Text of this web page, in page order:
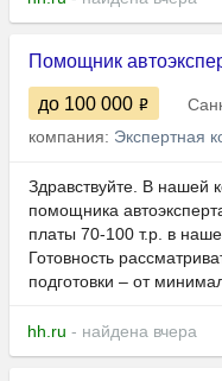
Помощник
до 100 000
компания: Экспертная
Здравствуйте. В нашей
помощника
платы 70-100 т.р. в
Готовность
подготовки – от
hh.ru - найдена вчера